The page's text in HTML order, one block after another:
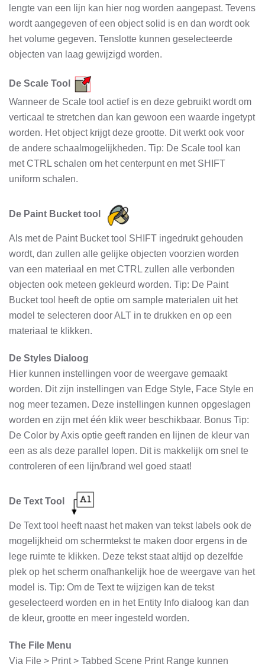
lengte van een lijn kan hier nog worden aangepast. Tevens
wordt aangegeven of een object solid is en dan wordt ook
het volume gegeven. Tenslotte kunnen geselecteerde
objecten van laag gewijzigd worden.
De Scale Tool
Wanneer de Scale tool actief is en deze gebruikt wordt om
verticaal te stretchen dan kan gewoon een waarde ingetypt
worden. Het object krijgt deze grootte. Dit werkt ook voor
de andere schaalmogelijkheden. Tip: De Scale tool kan
met CTRL schalen om het centerpunt en met SHIFT
uniform schalen.
De Paint Bucket tool
Als met de Paint Bucket tool SHIFT ingedrukt gehouden
wordt, dan zullen alle gelijke objecten voorzien worden
van een materiaal en met CTRL zullen alle verbonden
objecten ook meteen gekleurd worden. Tip: De Paint
Bucket tool heeft de optie om sample materialen uit het
model te selecteren door ALT in te drukken en op een
materiaal te klikken.
De Styles Dialoog
Hier kunnen instellingen voor de weergave gemaakt
worden. Dit zijn instellingen van Edge Style, Face Style en
nog meer tezamen. Deze instellingen kunnen opgeslagen
worden en zijn met één klik weer beschikbaar. Bonus Tip:
De Color by Axis optie geeft randen en lijnen de kleur van
een as als deze parallel lopen. Dit is makkelijk om snel te
controleren of een lijn/brand wel goed staat!
De Text Tool
De Text tool heeft naast het maken van tekst labels ook de
mogelijkheid om schermtekst te maken door ergens in de
lege ruimte te klikken. Deze tekst staat altijd op dezelfde
plek op het scherm onafhankelijk hoe de weergave van het
model is. Tip: Om de Text te wijzigen kan de tekst
geselecteerd worden en in het Entity Info dialoog kan dan
de kleur, grootte en meer ingesteld worden.
The File Menu
Via File > Print > Tabbed Scene Print Range kunnen